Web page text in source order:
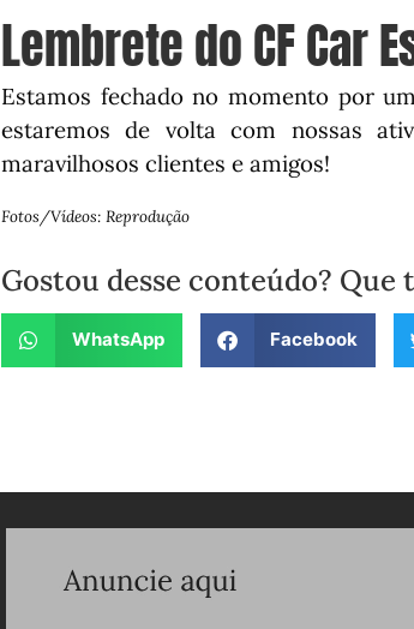
Lembrete do CF Car
Estamos fechado no momento por
estaremos de volta com nossas
maravilhosos clientes e amigos!
Fotos/Vídeos: Reprodução
Gostou desse conteúdo?
WhatsApp Facebook